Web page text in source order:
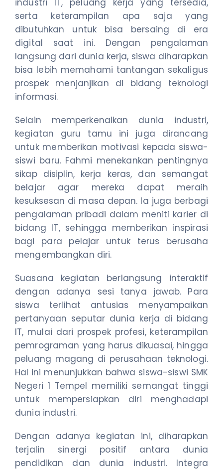
serta keterampilan apa saja yang
dibutuhkan untuk bisa bersaing di era
digital saat ini. Dengan pengalaman
langsung dari dunia kerja, siswa diharapkan
bisa lebih memahami tantangan sekaligus
prospek menjanjikan di bidang teknologi
informasi.
Selain memperkenalkan dunia industri,
kegiatan guru tamu ini juga dirancang
untuk memberikan motivasi kepada siswa-
siswi baru. Fahmi menekankan pentingnya
sikap disiplin, kerja keras, dan semangat
belajar agar mereka dapat meraih
kesuksesan di masa depan. Ia juga berbagi
pengalaman pribadi dalam meniti karier di
bidang IT, sehingga memberikan inspirasi
bagi para pelajar untuk terus berusaha
mengembangkan diri.
Suasana kegiatan berlangsung interaktif
dengan adanya sesi tanya jawab. Para
siswa terlihat antusias menyampaikan
pertanyaan seputar dunia kerja di bidang
IT, mulai dari prospek profesi, keterampilan
pemrograman yang harus dikuasai, hingga
peluang magang di perusahaan teknologi.
Hal ini menunjukkan bahwa siswa-siswi SMK
Negeri 1 Tempel memiliki semangat tinggi
untuk mempersiapkan diri menghadapi
dunia industri.
Dengan adanya kegiatan ini, diharapkan
terjalin sinergi positif antara dunia
pendidikan dan dunia industri. Integra